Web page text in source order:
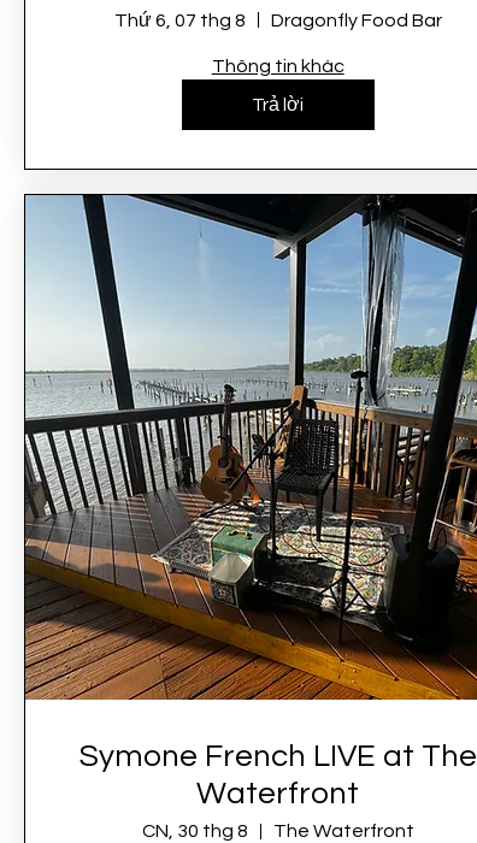
Thứ 6, 07 thg 8 Dragonfly Food Bar
Thông tin khác
Trả lời
Symone French LIVE at The
Waterfront
CN, 30 thg 8 The Waterfront